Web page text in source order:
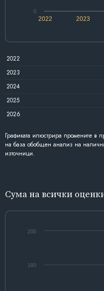
2022 2023
0
2022
2023
2024
2025
2026
Графиката илюстрира промените в
на база обобщен анализ на
източници.
Сума на всички
180
200